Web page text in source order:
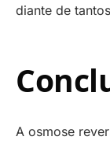
diante de
A osmose